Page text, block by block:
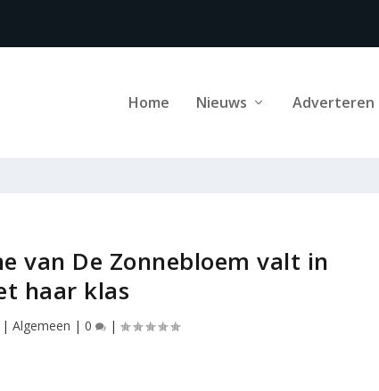
Home Nieuws Adverteren
van De Zonnebloem valt in
haar klas
| Algemeen | 0 |